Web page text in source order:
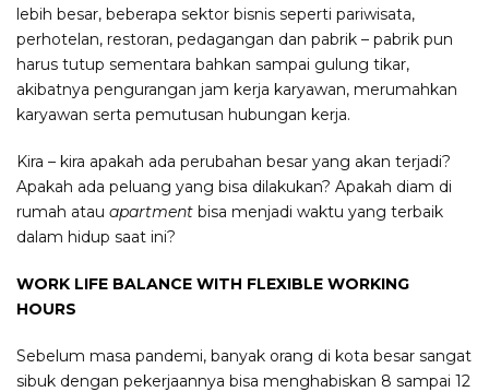
lebih besar, beberapa sektor bisnis seperti pariwisata,
perhotelan, restoran, pedagangan dan pabrik – pabrik pun
harus tutup sementara bahkan sampai gulung tikar,
akibatnya pengurangan jam kerja karyawan, merumahkan
karyawan serta pemutusan hubungan kerja.
Kira – kira apakah ada perubahan besar yang akan terjadi?
Apakah ada peluang yang bisa dilakukan? Apakah diam di
rumah atau apartment bisa menjadi waktu yang terbaik
dalam hidup saat ini?
WORK LIFE BALANCE WITH FLEXIBLE WORKING
HOURS
Sebelum masa pandemi, banyak orang di kota besar sangat
sibuk dengan pekerjaannya bisa menghabiskan 8 sampai 12